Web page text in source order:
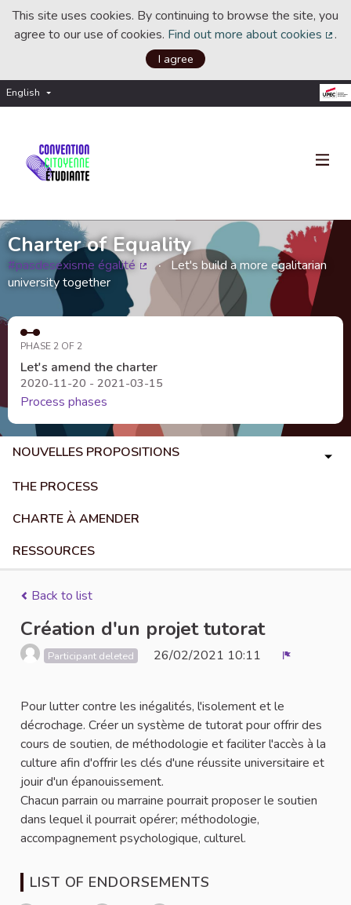
This site uses cookies. By continuing to browse the site, you
agree to our use of cookies. Find out more about cookies .
I agree
English Choisir la langue
Charter of Equality
#pasdesexisme égalité
(External link)
Let's build a more egalitarian
university together
PHASE 2 OF 2
Let's amend the charter
2020-11-20 - 2021-03-15
Process phases
NOUVELLES PROPOSITIONS
THE PROCESS
CHARTE À AMENDER
RESSOURCES
Back to list
Création d'un projet tutorat
Participant deleted 26/02/2021 10:11
Pour lutter contre les inégalités, l'isolement et le
décrochage. Créer un système de tutorat pour offrir des
cours de soutien, de méthodologie et faciliter l'accès à la
culture afin d'offrir les clés d'une réussite universitaire et
jouir d'un épanouissement.
Chacun parrain ou marraine pourrait proposer le soutien
dans lequel il pourrait opérer; méthodologie,
accompagnement psychologique, culturel.
LIST OF ENDORSEMENTS